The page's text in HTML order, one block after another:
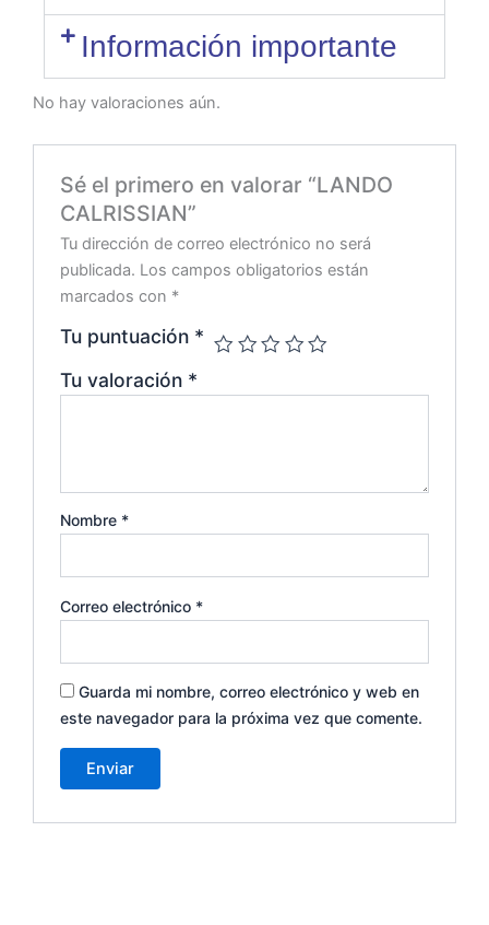
Información importante
No hay valoraciones aún.
Sé el primero en valorar “LANDO
CALRISSIAN”
Tu dirección de correo electrónico no será
publicada. Los campos obligatorios están
marcados con *
Tu puntuación *
Tu valoración *
Nombre *
Correo electrónico *
Guarda mi nombre, correo electrónico y web en
este navegador para la próxima vez que comente.